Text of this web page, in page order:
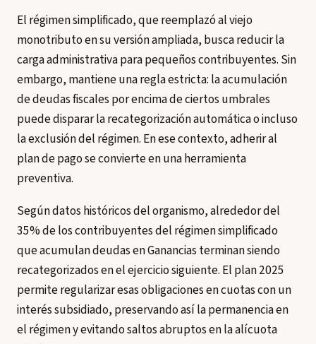
El régimen simplificado, que reemplazó al viejo
monotributo en su versión ampliada, busca reducir la
carga administrativa para pequeños contribuyentes. Sin
embargo, mantiene una regla estricta: la acumulación
de deudas fiscales por encima de ciertos umbrales
puede disparar la recategorización automática o incluso
la exclusión del régimen. En ese contexto, adherir al
plan de pago se convierte en una herramienta
preventiva.
Según datos históricos del organismo, alrededor del
35% de los contribuyentes del régimen simplificado
que acumulan deudas en Ganancias terminan siendo
recategorizados en el ejercicio siguiente. El plan 2025
permite regularizar esas obligaciones en cuotas con un
interés subsidiado, preservando así la permanencia en
el régimen y evitando saltos abruptos en la alícuota